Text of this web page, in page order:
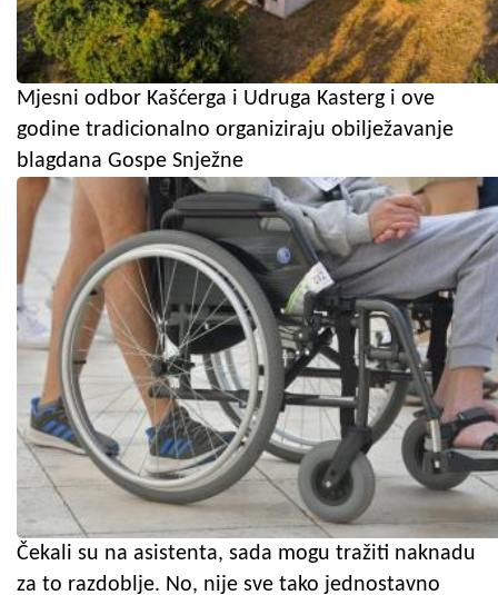
Mjesni odbor Kašćerga i Udruga Kasterg i ove
godine tradicionalno organiziraju obilježavanje
blagdana Gospe Snježne
Čekali su na asistenta, sada mogu tražiti naknadu
za to razdoblje. No, nije sve tako jednostavno